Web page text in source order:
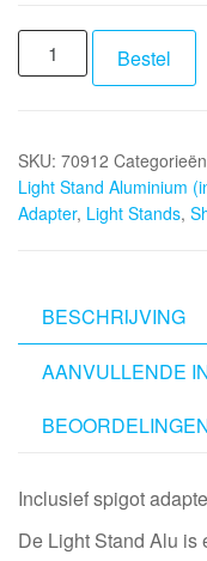
SHOWGEAR
Light
(incl.
Spigot
Adapter)
Adapter
aantal
Bestel
SKU: 70912
Light Stand Aluminium
Adapter, Light Stands,
BESCHRIJVING
AANVULLENDE
Inclusief spigot
De Light Stand Alu is